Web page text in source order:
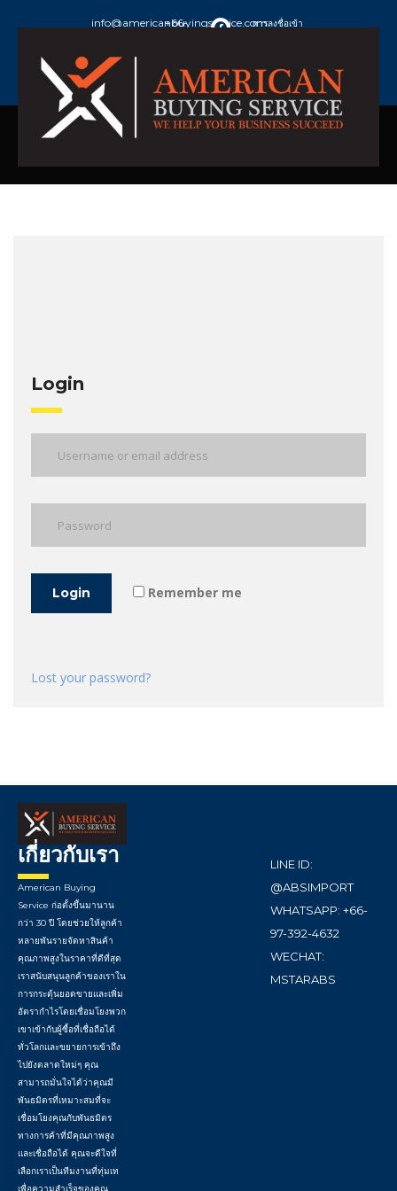
info@americanbuyingservice.com
+66-
การลงชื่อเข้า
Login
Login Remember me
Lost your password?
เกี่ยวกับเรา
American Buying
Service ก่อตั้งขึ้นมานาน
กว่า 30 ปี โดยช่วยให้ลูกค้า
หลายพันรายจัดหาสินค้า
คุณภาพสูงในราคาที่ดีที่สุด
เราสนับสนุนลูกค้าของเราใน
การกระตุ้นยอดขายและเพิ่ม
อัตรากำไรโดยเชื่อมโยงพวก
เขาเข้ากับผู้ซื้อที่เชื่อถือได้
ทั่วโลกและขยายการเข้าถึง
ไปยังตลาดใหม่ๆ คุณ
สามารถมั่นใจได้ว่าคุณมี
พันธมิตรที่เหมาะสมที่จะ
เชื่อมโยงคุณกับพันธมิตร
ทางการค้าที่มีคุณภาพสูง
และเชื่อถือได้ คุณจะดีใจที่
เลือกเราเป็นทีมงานที่ทุ่มเท
เพื่อความสำเร็จของคุณ
LINE ID:
@ABSIMPORT
WHATSAPP: +66-
97-392-4632
WECHAT:
MSTARABS